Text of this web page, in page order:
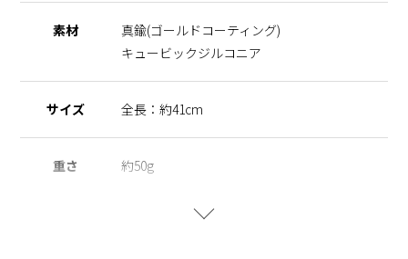
素材
真鍮(ゴールドコーティング)
キュービックジルコニア
サイズ 全長：約41cm
重さ 約50g